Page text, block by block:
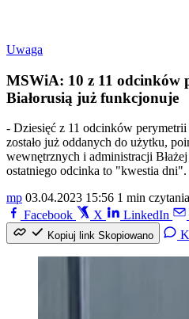
Uwaga
MSWiA: 10 z 11 odcinków
Białorusią już funkcjonuje
- Dziesięć z 11 odcinków
zostało już oddanych do użytku,
wewnętrznych i administracji
ostatniego odcinka to "kwestia dni".
mp 03.04.2023 15:56 1 min czytania
Facebook
X LinkedIn
Kopiuj link Skopiowano